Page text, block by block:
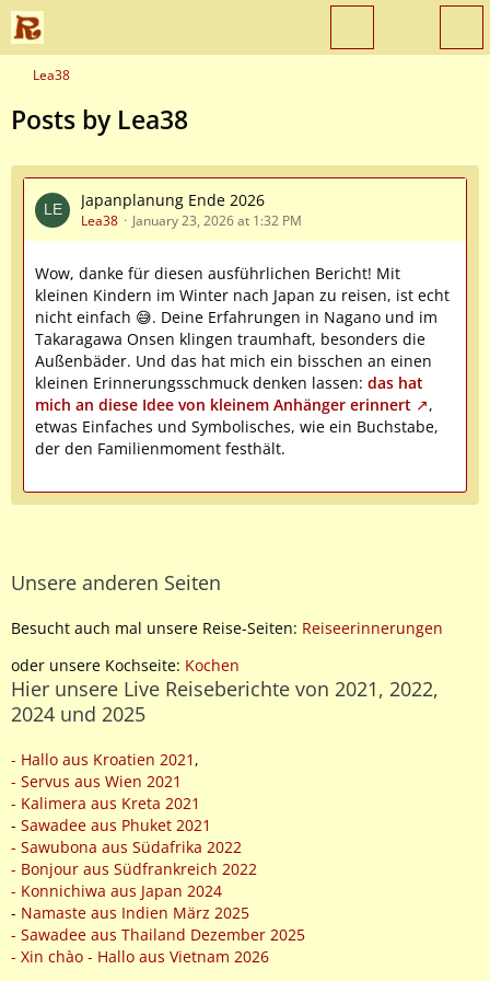
Lea38
Posts by Lea38
Japanplanung Ende 2026
Lea38 January 23, 2026 at 1:32 PM
Wow, danke für diesen ausführlichen Bericht! Mit
kleinen Kindern im Winter nach Japan zu reisen, ist echt
nicht einfach 😅. Deine Erfahrungen in Nagano und im
Takaragawa Onsen klingen traumhaft, besonders die
Außenbäder. Und das hat mich ein bisschen an einen
kleinen Erinnerungsschmuck denken lassen: das hat
mich an diese Idee von kleinem Anhänger erinnert
,
etwas Einfaches und Symbolisches, wie ein Buchstabe,
der den Familienmoment festhält.
Unsere anderen Seiten
Besucht auch mal unsere Reise-Seiten: Reiseerinnerungen
oder unsere Kochseite: Kochen
Hier unsere Live Reiseberichte von 2021, 2022,
2024 und 2025
- Hallo aus Kroatien 2021 ,
- Servus aus Wien 2021
- Kalimera aus Kreta 2021
- Sawadee aus Phuket 2021
- Sawubona aus Südafrika 2022
- Bonjour aus Südfrankreich 2022
- Konnichiwa aus Japan 2024
- Namaste aus Indien März 2025
- Sawadee aus Thailand Dezember 2025
- Xin chào - Hallo aus Vietnam 2026